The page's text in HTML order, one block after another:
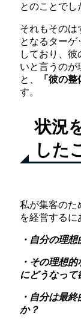
とのことでし
それもそのは
となるターゲ
しており、
いと言うのが
と、
「彼の
す。
状況
した
私が集客のた
を経営するに
・自分の理
・その理想
にどうなって
・自分は最
か？